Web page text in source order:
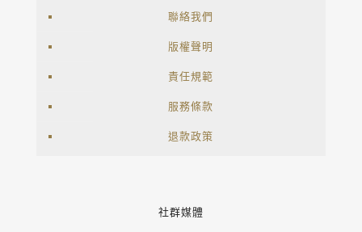
聯絡我們
版權聲明
責任規範
服務條款
退款政策
社群媒體